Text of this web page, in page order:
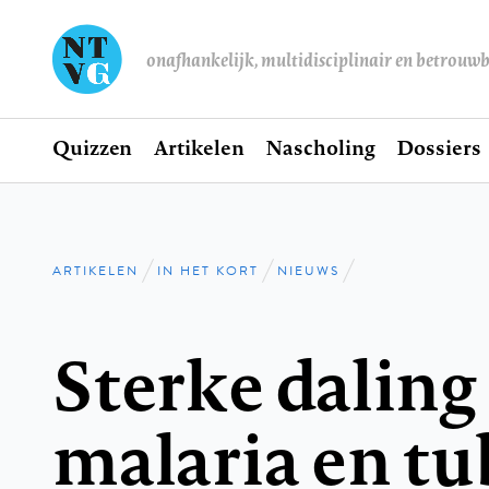
onafhankelijk, multidisciplinair en
Hoofdnavigatie
Home
Quizzen Artikelen Nascholing Dossiers
Kruimelpad
ARTIKELEN IN HET KORT NIEUWS
Sterke
malaria en